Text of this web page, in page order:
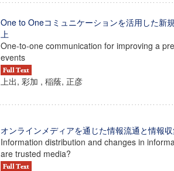
One to Oneコミュニケーションを活用した新
上
One-to-one communication for improving a
events
上出, 彩加 , 稲蔭, 正彦
オンラインメディアを通じた情報流通と情報
Information distribution and changes in
are trusted media?